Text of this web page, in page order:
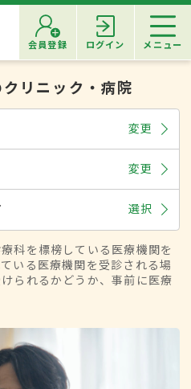
会員登録 ログイン メニュー
クリニック・病院
変更
変更
選択
科を標榜している医療機関を
いる医療機関を受診される場
られるかどうか、事前に医療